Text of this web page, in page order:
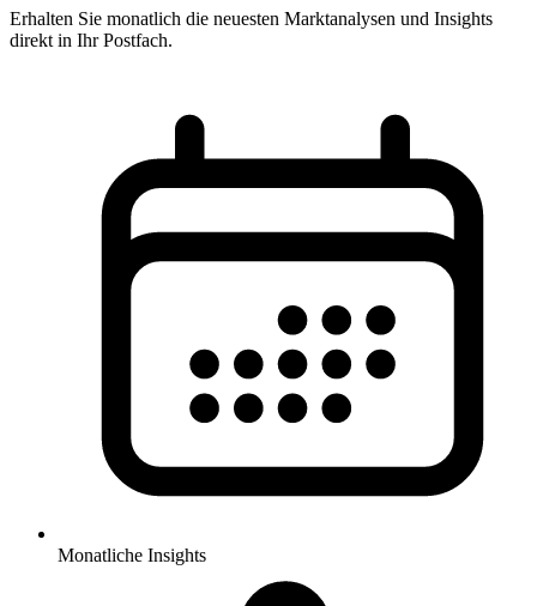
Erhalten Sie monatlich die neuesten Marktanalysen und Insights
direkt in Ihr Postfach.
Monatliche Insights